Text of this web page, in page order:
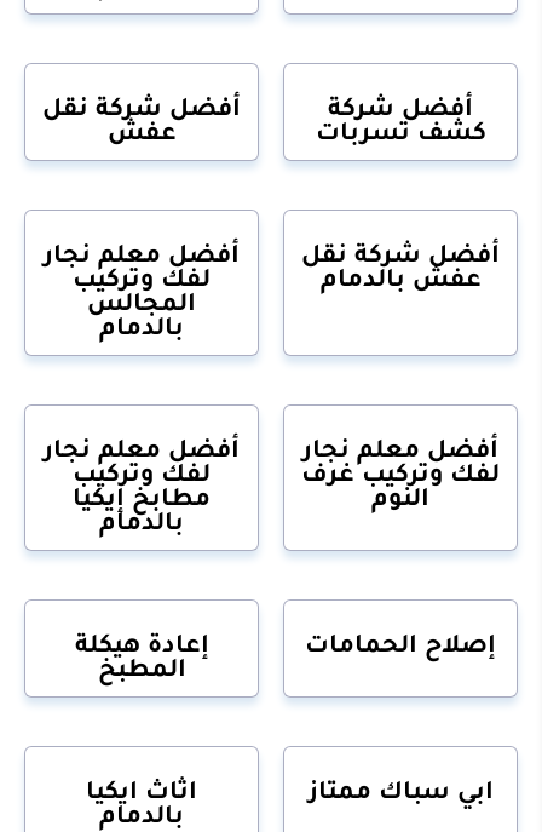
أفضل شركة
كشف تسربات
أفضل شركة نقل
عفش
أفضل شركة نقل
عفش بالدمام
أفضل معلم نجار
لفك وتركيب
المجالس
بالدمام
أفضل معلم نجار
لفك وتركيب غرف
النوم
أفضل معلم نجار
لفك وتركيب
مطابخ إيكيا
بالدمام
إصلاح الحمامات
إعادة هيكلة
المطبخ
ابي سباك ممتاز
اثاث ايكيا
بالدمام